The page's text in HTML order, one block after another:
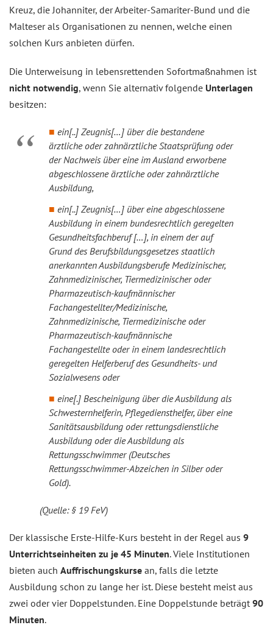
Kreuz, die Johanniter, der Arbeiter-Samariter-Bund und die
Malteser als Organisationen zu nennen, welche einen
solchen Kurs anbieten dürfen.
Die Unterweisung in lebensrettenden Sofortmaßnahmen ist
nicht notwendig, wenn Sie alternativ folgende Unterlagen
besitzen:
ein[..] Zeugnis[…] über die bestandene
ärztliche oder zahnärztliche Staatsprüfung oder
der Nachweis über eine im Ausland erworbene
abgeschlossene ärztliche oder zahnärztliche
Ausbildung,
ein[..] Zeugnis[…] über eine abgeschlossene
Ausbildung in einem bundesrechtlich geregelten
Gesundheitsfachberuf […], in einem der auf
Grund des Berufsbildungsgesetzes staatlich
anerkannten Ausbildungsberufe Medizinischer,
Zahnmedizinischer, Tiermedizinischer oder
Pharmazeutisch-kaufmännischer
Fachangestellter/Medizinische,
Zahnmedizinische, Tiermedizinische oder
Pharmazeutisch-kaufmännische
Fachangestellte oder in einem landesrechtlich
geregelten Helferberuf des Gesundheits- und
Sozialwesens oder
eine[.] Bescheinigung über die Ausbildung als
Schwesternhelferin, Pflegediensthelfer, über eine
Sanitätsausbildung oder rettungsdienstliche
Ausbildung oder die Ausbildung als
Rettungsschwimmer (Deutsches
Rettungsschwimmer-Abzeichen in Silber oder
Gold).
(Quelle: § 19 FeV)
Der klassische Erste-Hilfe-Kurs besteht in der Regel aus 9
Unterrichtseinheiten zu je 45 Minuten. Viele Institutionen
bieten auch Auffrischungskurse an, falls die letzte
Ausbildung schon zu lange her ist. Diese besteht meist aus
zwei oder vier Doppelstunden. Eine Doppelstunde beträgt 90
Minuten.